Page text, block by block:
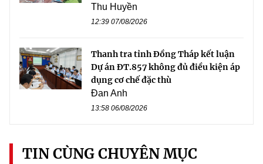
Thu Huyền
12:39 07/08/2026
Thanh tra tỉnh Đồng Tháp kết luận
Dự án ĐT.857 không đủ điều kiện áp
dụng cơ chế đặc thù
Đan Anh
13:58 06/08/2026
TIN CÙNG CHUYÊN MỤC